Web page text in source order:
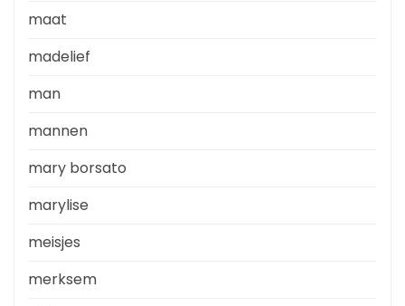
maat
madelief
man
mannen
mary borsato
marylise
meisjes
merksem